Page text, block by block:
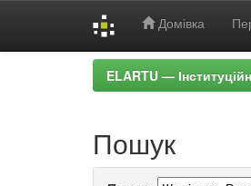
Домівка
ELARTU —
Пошук